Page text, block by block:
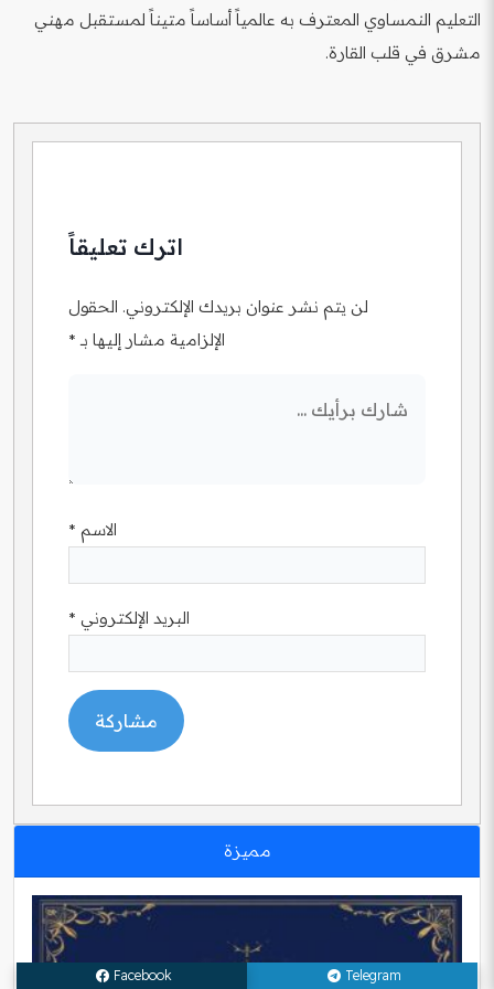
التعليم النمساوي المعترف به عالمياً أساساً متيناً لمستقبل مهني
مشرق في قلب القارة.
اترك تعليقاً
لن يتم نشر عنوان بريدك الإلكتروني. الحقول
الإلزامية مشار إليها بـ *
الاسم *
البريد الإلكتروني *
مميزة
Telegram
Facebook